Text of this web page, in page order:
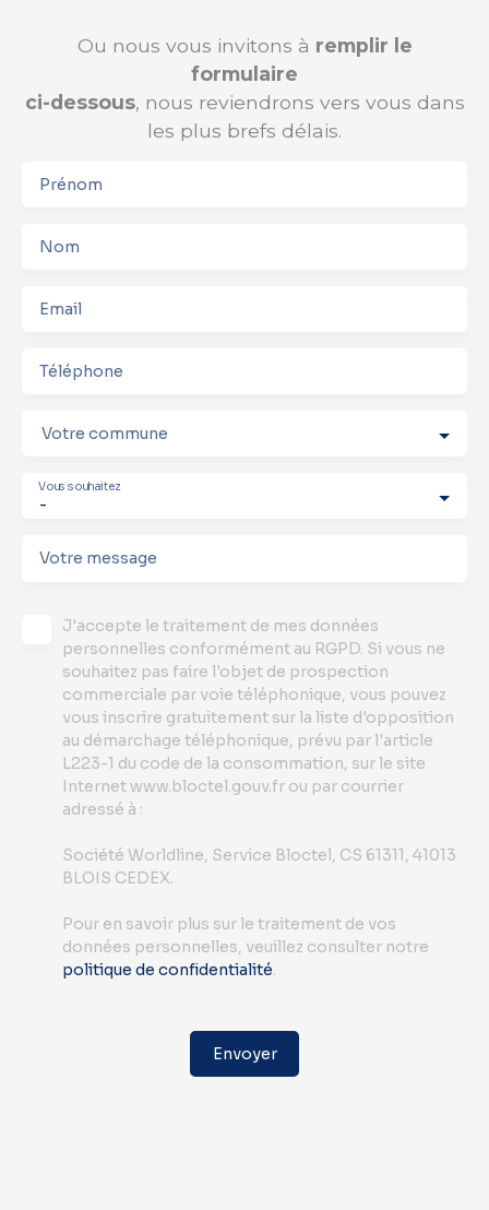
Ou nous vous invitons à remplir le
formulaire
ci-dessous, nous reviendrons vers vous dans
les plus brefs délais.
Prénom
Nom
Email
Téléphone
Votre commune
-
Vous souhaitez
Votre message
J'accepte le traitement de mes données
personnelles conformément au RGPD. Si vous ne
souhaitez pas faire l'objet de prospection
commerciale par voie téléphonique, vous pouvez
vous inscrire gratuitement sur la liste d'opposition
au démarchage téléphonique, prévu par l'article
L223-1 du code de la consommation, sur le site
Internet www.bloctel.gouv.fr ou par courrier
adressé à :
Société Worldline, Service Bloctel, CS 61311, 41013
BLOIS CEDEX.
Pour en savoir plus sur le traitement de vos
données personnelles, veuillez consulter notre
politique de confidentialité.
Envoyer